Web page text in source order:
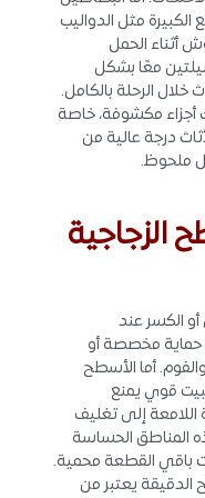
مثل الدواليب
أثناء الحمل
معًا بشكل
خلال الرحلة بالكامل.
أجزاء مكشوفة، خاصة
درجة عالية من
ملحوظ.
الزجاجية
الكسر عند
حماية مخصصة أو
أما الأسطح
قوي يمنع
اللامعة إلى تغليف
المناطق الحساسة
باقي القطعة محمية.
الدقيقة يعتبر من